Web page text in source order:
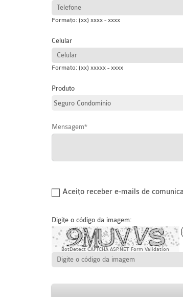
Formato: (xx) xxxx - xxxx
Celular
Formato: (xx) xxxxx - xxxx
Produto
Mensagem
Aceito receber e-mails de
Digite o código da imagem:
BotDetect CAPTCHA ASP.NET Form Validation